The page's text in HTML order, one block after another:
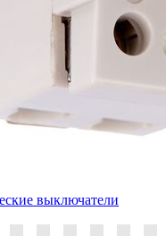
выключатели